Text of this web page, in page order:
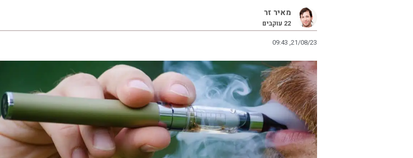
מאיר זר
22 עוקבים
09:43 ,21/08/23